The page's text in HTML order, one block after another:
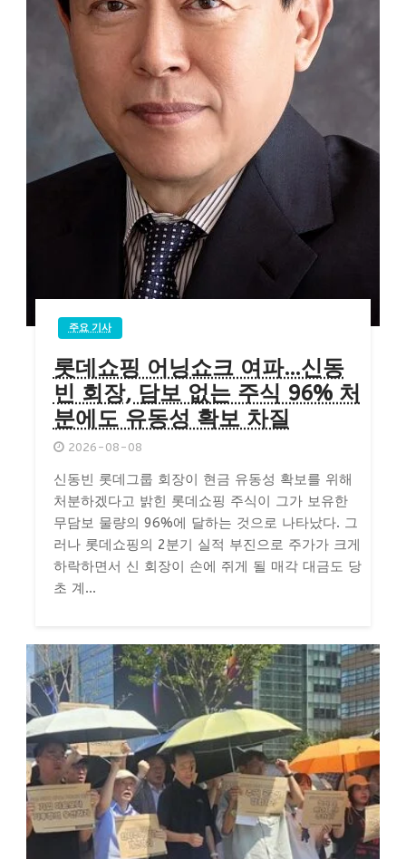
주요 기사
롯데쇼핑 어닝쇼크 여파…신동
빈 회장, 담보 없는 주식 96% 처
분에도 유동성 확보 차질
2026-08-08
신동빈 롯데그룹 회장이 현금 유동성 확보를 위해
처분하겠다고 밝힌 롯데쇼핑 주식이 그가 보유한
무담보 물량의 96%에 달하는 것으로 나타났다. 그
러나 롯데쇼핑의 2분기 실적 부진으로 주가가 크게
하락하면서 신 회장이 손에 쥐게 될 매각 대금도 당
초 계...